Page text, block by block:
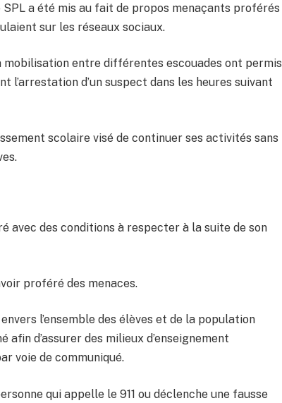
SPL a été mis au fait de propos menaçants proférés
sur les réseaux sociaux.
mobilisation entre différentes escouades ont permis
l’arrestation d’un suspect dans les heures suivant
scolaire visé de continuer ses activités sans
avec des conditions à respecter à la suite de son
proféré des menaces.
l’ensemble des élèves et de la population
afin d’assurer des milieux d’enseignement
voie de communiqué.
qui appelle le 911 ou déclenche une fausse